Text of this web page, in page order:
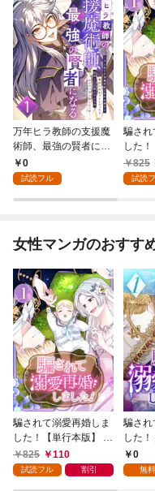
万年ヒラ教師の支援魔
術師、最強の賢者にな
る～不人気の支援魔術
師は給料泥棒だと魔術
が、出世した元教え子
らない件～ 第1話
0
試読フル
騙され
した
巻825
試読
女性マンガのおすす
騙されて溺愛再婚しま
した！【単行本版】 1
巻825 110
試読フル 割引
騙され
した
0
無料